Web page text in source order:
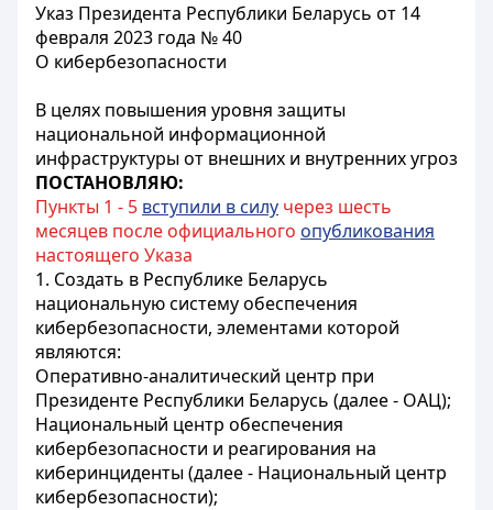
Указ Президента Республики Беларусь от 14
февраля 2023 года № 40
О кибербезопасности
В целях повышения уровня защиты
национальной информационной
инфраструктуры от внешних и внутренних угроз
ПОСТАНОВЛЯЮ:
Пункты 1 - 5 вступили в силу через шесть
месяцев после официального опубликования
настоящего Указа
1. Создать в Республике Беларусь
национальную систему обеспечения
кибербезопасности, элементами которой
являются:
Оперативно-аналитический центр при
Президенте Республики Беларусь (далее - ОАЦ);
Национальный центр обеспечения
кибербезопасности и реагирования на
киберинциденты (далее - Национальный центр
кибербезопасности);